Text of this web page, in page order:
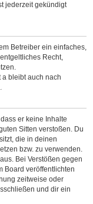
jederzeit gekündigt
Betreiber ein einfaches,
Recht,
a bleibt auch nach
er keine Inhalte
Sitten verstoßen. Du
die in deinen
bzw. zu verwenden.
Bei Verstößen gegen
Board veröffentlichten
zeitweise oder
und dir ein